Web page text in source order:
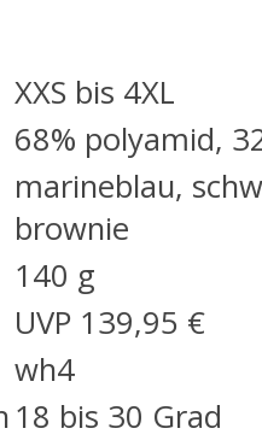
XXS bis 4XL
68% polyamid,
marineblau,
brownie
140 g
UVP 139,95 €
wh4
18 bis 30 Grad